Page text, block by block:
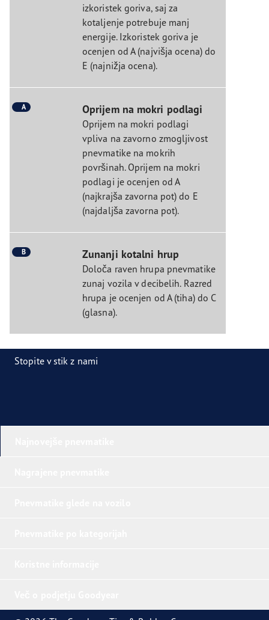
izkoristek goriva, saj za
kotaljenje potrebuje manj
energije. Izkoristek goriva je
ocenjen od A (najvišja ocena) do
E (najnižja ocena).
A Oprijem na mokri podlagi
Oprijem na mokri podlagi
vpliva na zavorno zmogljivost
pnevmatike na mokrih
površinah. Oprijem na mokri
podlagi je ocenjen od A
(najkrajša zavorna pot) do E
(najdaljša zavorna pot).
B Zunanji kotalni hrup
Določa raven hrupa pnevmatike
zunaj vozila v decibelih. Razred
hrupa je ocenjen od A (tiha) do C
(glasna).
Stopite v stik z nami